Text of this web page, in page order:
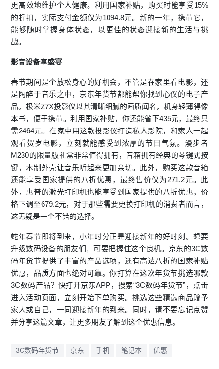
更高效地维护个人健康。利用国家补贴，购买时能享受15%
的折扣，实际支付金额仅为1094.8元。新的一年，携带它，
能够随时掌握身体状态，以更佳的状态迎接新的生活与挑
战。
影音设备享盛宴
春节期间是个放松身心的好机会，不管是在家里看电影，还
是陶醉于音乐之中，京东年货节都能帮你找到心仪的电子产
品。极米Z7X投影仪以其清晰细腻的画质闻名，机身轻薄得像
本书，便于携带。利用国家补贴，你还能省下435元，最终只
需2464元。在家中用这款投影仪打造私人影院，和家人一起
观看贺岁电影，立刻就能感受到浓厚的节日气氛。漫步者
M230的限量版礼盒非常值得拥有，音箱拥有经典的琴键式按
键，木制外壳让音乐听起来更加亲切。此外，购买这款音箱
还能享受国家提供的八折优惠，最终售价仅为271.2元。此
外，惠普的激光打印机也能享受到国家提供的八折优惠，价
格下调至679.2元，对于那些需要更换打印机的消费者而言，
这无疑是一个不错的选择。
蛇年春节即将到来，小年时分正是迎接新年的好时刻。想要
升级数码设备的朋友们，可要把握住这个良机。京东的3C数
码年货节提供了丰富的产品选项，还有高达八折的国家补贴
优惠，品质方面也绝对可靠。你打算在这次年货节挑选哪款
3C数码产品？快打开京东APP，搜索“3C数码年货节”，点击
进入活动页面，立刻开始下单购买。挑选这些精选商品赠予
家人或自己，一同迎接新年的到来。同时，请不要忘记点赞
并分享这篇文章，让更多朋友了解到这个优惠信息。
3C数码年货节 京东 手机 笔记本 优惠